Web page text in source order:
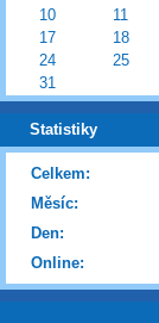
10
11
17
18
24
25
31
Statistiky
Online:
Celkem:
Měsíc:
Den: